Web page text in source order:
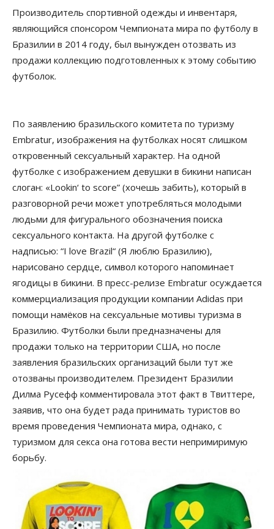
Производитель спортивной одежды и инвентаря,
являющийся спонсором Чемпионата мира по футболу в
Бразилии в 2014 году, был вынужден отозвать из
продажи коллекцию подготовленных к этому событию
футболок.
По заявлению бразильского комитета по туризму
Еmbratur, изображения на футболках носят слишком
откровенный сексуальный характер. На одной
футболке с изображением девушки в бикини написан
слоган: «Lookin‘ to score” (хочешь забить), который в
разговорной речи может употребляться молодыми
людьми для фигурального обозначения поиска
сексуального контакта. На другой футболке с
надписью: “I love Brazil“ (Я люблю Бразилию),
нарисовано сердце, символ которого напоминает
ягодицы в бикини. В пресс-релизе Еmbratur осуждается
коммерциализация продукции компании Adidas при
помощи намёков на сексуальные мотивы туризма в
Бразилию. Футболки были предназначены для
продажи только на территории США, но после
заявления бразильских организаций были тут же
отозваны производителем. Президент Бразилии
Дилма Русефф комментировала этот факт в Твиттере,
заявив, что она будет рада принимать туристов во
время проведения Чемпионата мира, однако, с
туризмом для секса она готова вести непримиримую
борьбу.